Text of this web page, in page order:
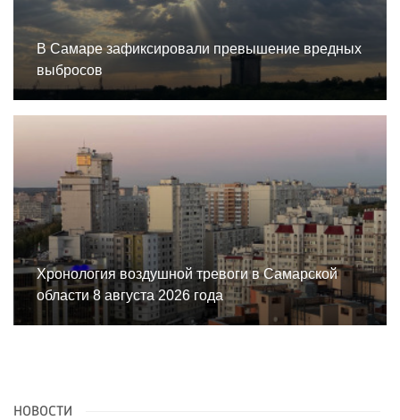
В Самаре зафиксировали превышение вредных
выбросов
Хронология воздушной тревоги в Самарской
области 8 августа 2026 года
НОВОСТИ